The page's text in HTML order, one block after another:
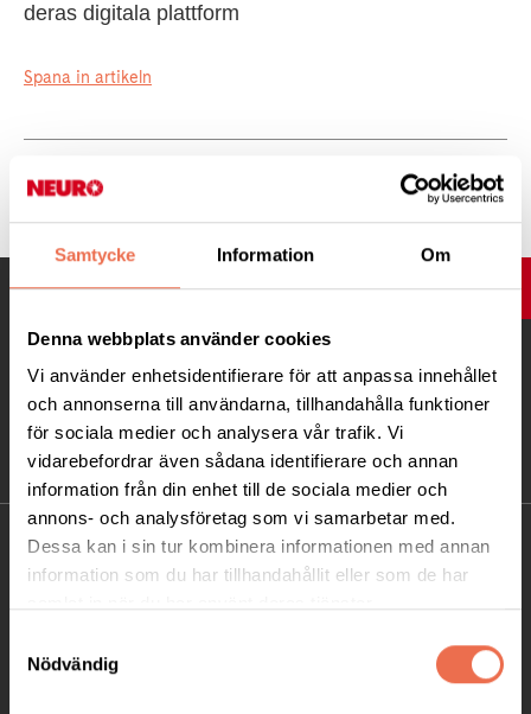
Samtycke Information Om
Denna webbplats använder cookies
Vi använder enhetsidentifierare för att anpassa innehållet
och annonserna till användarna, tillhandahålla funktioner
för sociala medier och analysera vår trafik. Vi
vidarebefordrar även sådana identifierare och annan
information från din enhet till de sociala medier och
annons- och analysföretag som vi samarbetar med.
Dessa kan i sin tur kombinera informationen med annan
information som du har tillhandahållit eller som de har
Nödvändig
deras digitala plattform
Spana in artikeln
Tipsa
UPP
KONTAKT
Besöksadress:
Telefon: